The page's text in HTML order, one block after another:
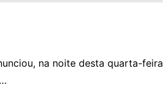
na noite desta quarta-feira